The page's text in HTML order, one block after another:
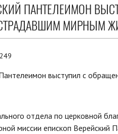
ПАНТЕЛЕИМОН
МИРНЫМ
отдела по церковной
миссии епископ